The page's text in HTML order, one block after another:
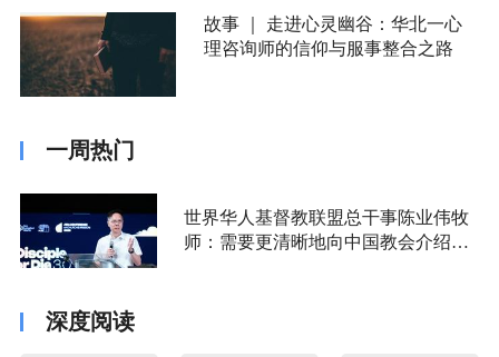
故事 ｜ 走进心灵幽谷：华北一心
理咨询师的信仰与服事整合之路
一周热门
世界华人基督教联盟总干事陈业伟牧
师：需要更清晰地向中国教会介绍福
深度阅读